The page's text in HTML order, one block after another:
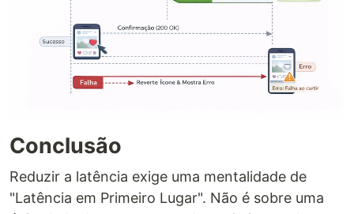
Conclusão
Reduzir a latência exige uma mentalidade de
"Latência em Primeiro Lugar". Não é sobre uma